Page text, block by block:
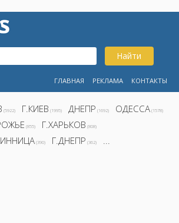
Найти
ГЛАВНАЯ РЕКЛАМА КОНТАКТЫ
(5922) Г.КИЕВ (1995) ДНЕПР (1692) ОДЕССА (1578)
(855) Г.ХАРЬКОВ (808)
(390) Г.ДНЕПР (362) ...